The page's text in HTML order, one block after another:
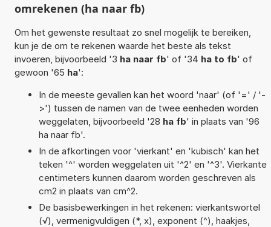
omrekenen (ha naar fb)
Om het gewenste resultaat zo snel mogelijk te bereiken,
kun je de om te rekenen waarde het beste als tekst
invoeren, bijvoorbeeld '3 ha naar fb' of '34 ha to fb' of
gewoon '65 ha':
In de meeste gevallen kan het woord 'naar' (of '=' / '-
>') tussen de namen van de twee eenheden worden
weggelaten, bijvoorbeeld '28 ha fb' in plaats van '96
ha naar fb'.
In de afkortingen voor 'vierkant' en 'kubisch' kan het
teken '^' worden weggelaten uit '^2' en '^3'. Vierkante
centimeters kunnen daarom worden geschreven als
cm2 in plaats van cm^2.
De basisbewerkingen in het rekenen: vierkantswortel
(√), vermenigvuldigen (*, x), exponent (^), haakjes,